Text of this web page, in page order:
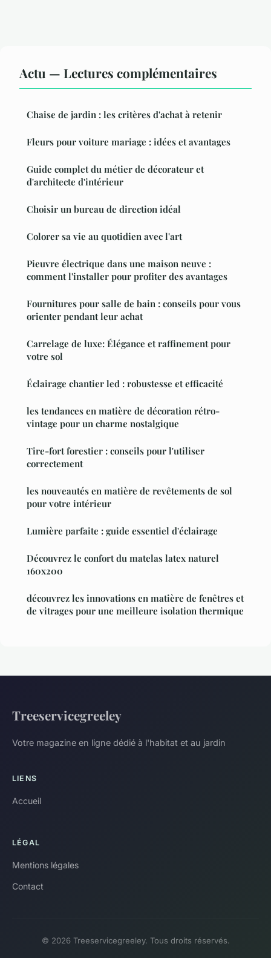
Actu — Lectures complémentaires
Chaise de jardin : les critères d'achat à retenir
Fleurs pour voiture mariage : idées et avantages
Guide complet du métier de décorateur et
d'architecte d'intérieur
Choisir un bureau de direction idéal
Colorer sa vie au quotidien avec l'art
Pieuvre électrique dans une maison neuve :
comment l'installer pour profiter des avantages
Fournitures pour salle de bain : conseils pour vous
orienter pendant leur achat
Carrelage de luxe: Élégance et raffinement pour
votre sol
Éclairage chantier led : robustesse et efficacité
les tendances en matière de décoration rétro-
vintage pour un charme nostalgique
Tire-fort forestier : conseils pour l'utiliser
correctement
les nouveautés en matière de revêtements de sol
pour votre intérieur
Lumière parfaite : guide essentiel d'éclairage
Découvrez le confort du matelas latex naturel
160x200
découvrez les innovations en matière de fenêtres et
de vitrages pour une meilleure isolation thermique
Treeservicegreeley
Votre magazine en ligne dédié à l'habitat et au jardin
LIENS
Accueil
LÉGAL
Mentions légales
Contact
© 2026 Treeservicegreeley. Tous droits réservés.